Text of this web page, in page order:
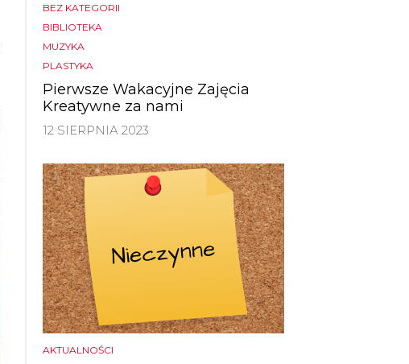
BEZ KATEGORII
BIBLIOTEKA
MUZYKA
PLASTYKA
Pierwsze Wakacyjne Zajęcia
Kreatywne za nami
12 SIERPNIA 2023
AKTUALNOŚCI